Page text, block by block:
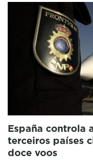
España controla
terceiros países
doce voos